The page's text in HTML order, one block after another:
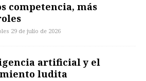
competencia, más
29 de julio de 2026
artificial y el
ludita